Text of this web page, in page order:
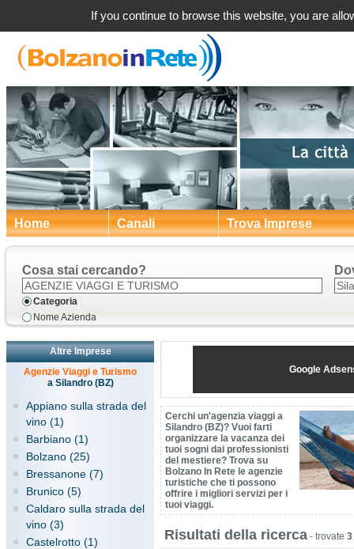
Home Canali Trova Imprese
Cosa stai cercando?
Categoria
Nome Azienda
Altre Imprese
Agenzie Viaggi e Turismo
a Silandro (BZ)
Appiano sulla strada del
vino (1)
Barbiano (1)
Bolzano (25)
Bressanone (7)
Brunico (5)
Caldaro sulla strada del
vino (3)
Castelrotto (1)
Google
Cerchi un'agenzia viaggi a
Silandro (BZ)? Vuoi farti
organizzare la vacanza dei
tuoi sogni dai professionisti
del mestiere? Trova su
Bolzano In Rete le agenzie
turistiche che ti possono
offrire i migliori servizi per i
tuoi viaggi.
Risultati della ricerca - trovate 3
If you continue to browse this website, you are